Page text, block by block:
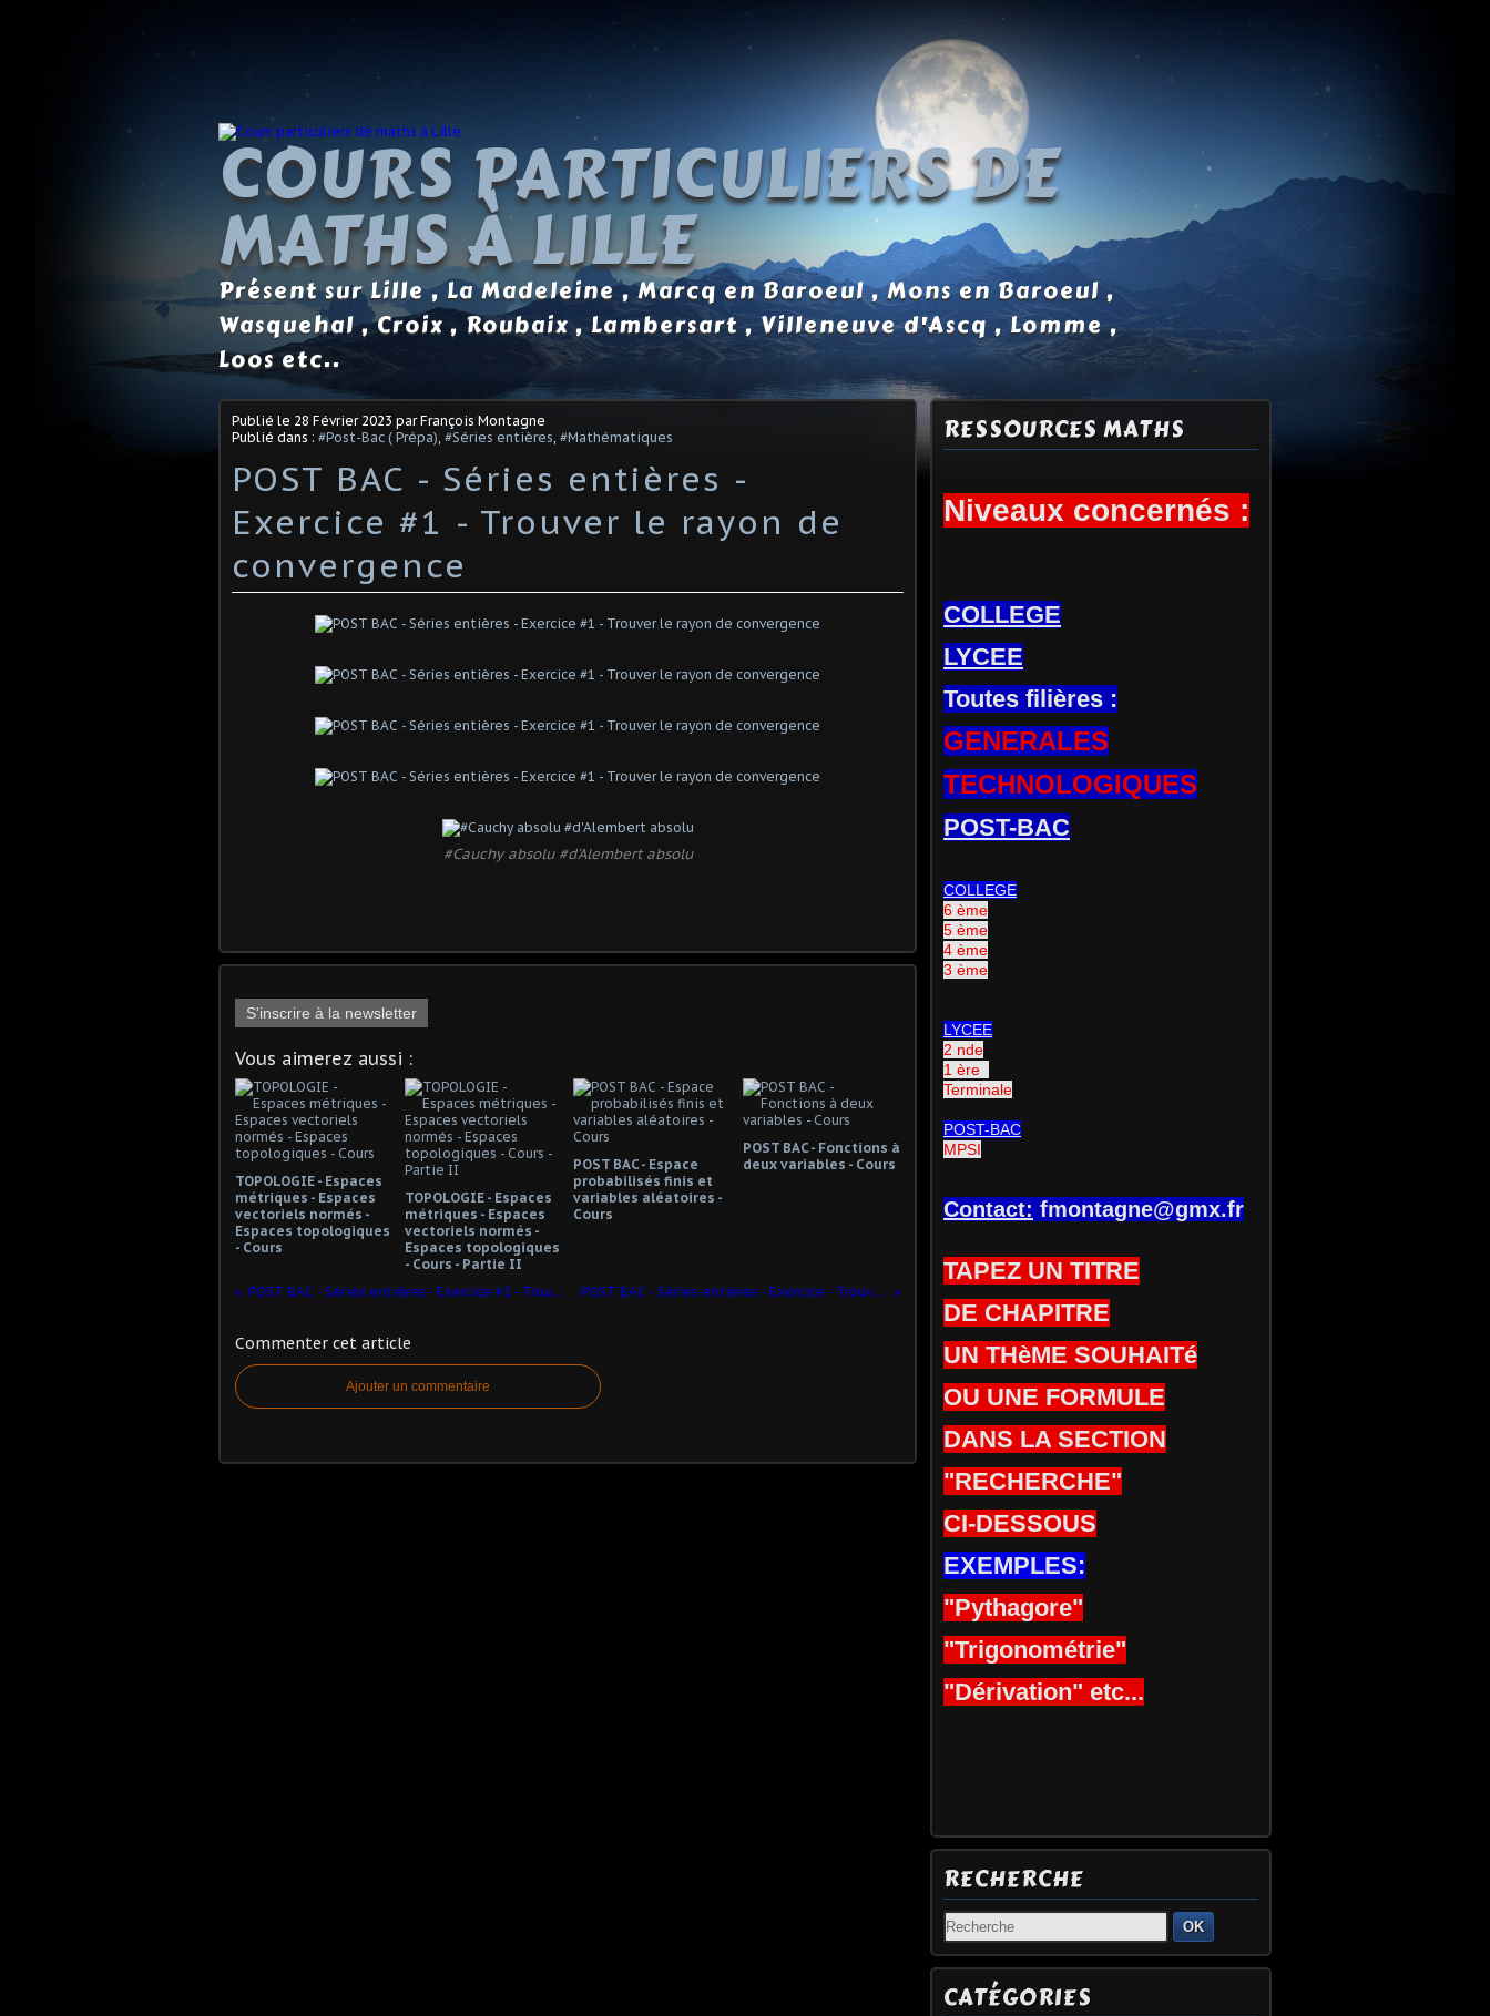
COURS PARTICULIERS DE
MATHS À LILLE
Présent sur Lille , La Madeleine , Marcq en Baroeul , Mons en Baroeul ,
Wasquehal , Croix , Roubaix , Lambersart , Villeneuve d'Ascq , Lomme ,
Loos etc..
Publié le 28 Février 2023 par François Montagne
Publié dans : #Post-Bac ( Prépa) #Séries entières #Mathématiques
POST BAC - Séries entières -
Exercice #1 - Trouver le rayon de
convergence
#Cauchy absolu #d'Alembert absolu
S'inscrire à la newsletter
Vous aimerez aussi :
TOPOLOGIE - Espaces
métriques - Espaces
vectoriels normés -
Espaces topologiques
- Cours
TOPOLOGIE - Espaces
métriques - Espaces
vectoriels normés -
Espaces topologiques
- Cours - Partie II
POST BAC - Espace
probabilisés finis et
variables aléatoires -
Cours
POST BAC - Fonctions à
deux variables - Cours
POST BAC - Séries entières - Exercice #2 - Trouver le rayon de convergence POST BAC - Séries entières - Exercice - Trouver le rayon de convergence
Commenter cet article
Ajouter un commentaire
RESSOURCES MATHS
Niveaux concernés :
COLLEGE
LYCEE
Toutes filières :
GENERALES
TECHNOLOGIQUES
POST-BAC
COLLEGE
6 ème
5 ème
4 ème
3 ème
LYCEE
2 nde
1 ère
Terminale
POST-BAC
MPSI
Contact: fmontagne@gmx.fr
TAPEZ UN TITRE
DE CHAPITRE
UN THèME SOUHAITé
OU UNE FORMULE
DANS LA SECTION
"RECHERCHE"
CI-DESSOUS
EXEMPLES:
"Pythagore"
"Trigonométrie"
"Dérivation" etc...
RECHERCHE
OK
CATÉGORIES